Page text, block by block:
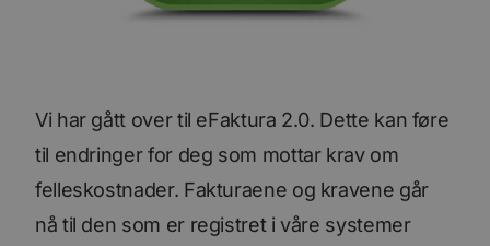
Vi har gått over til eFaktura 2.0. Dette kan føre
til endringer for deg som mottar krav om
felleskostnader. Fakturaene og kravene går
nå til den som er registret i våre systemer